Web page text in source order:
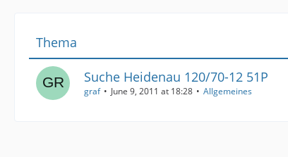
Thema
Suche Heidenau 120/70-12 51P
graf June 9, 2011 at 18:28 Allgemeines